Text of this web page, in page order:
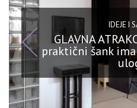
IDEJE I
GLAVNA
praktični šank